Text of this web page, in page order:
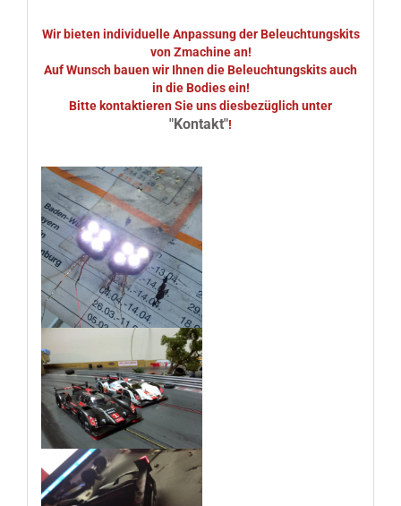
Wir bieten individuelle Anpassung der Beleuchtungskits
von Zmachine an!
Auf Wunsch bauen wir Ihnen die Beleuchtungskits auch
in die Bodies ein!
Bitte kontaktieren Sie uns diesbezüglich unter
"Kontakt"!